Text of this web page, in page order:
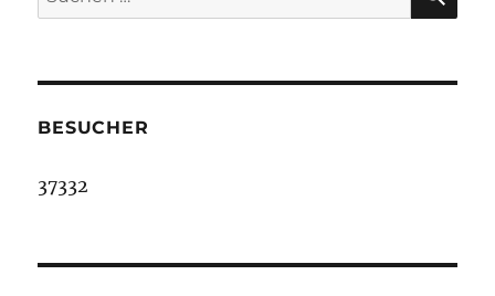
nach:
BESUCHER
37332